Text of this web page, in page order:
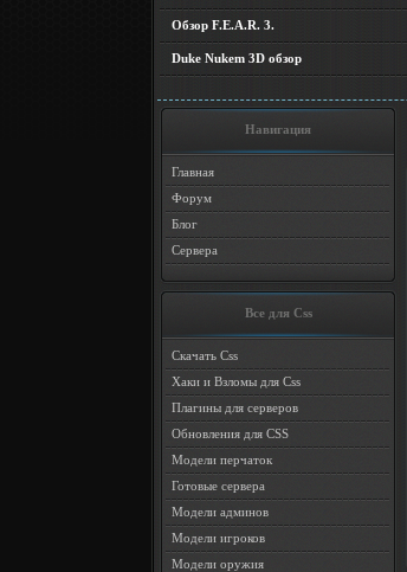
Обзор F.E.A.R. 3.
Duke Nukem 3D обзор
Навигация
Главная
Форум
Блог
Сервера
Все для Css
Скачать Css
Хаки и Взломы для Css
Плагины для серверов
Обновления для CSS
Модели перчаток
Готовые сервера
Модели админов
Модели игроков
Модели оружия